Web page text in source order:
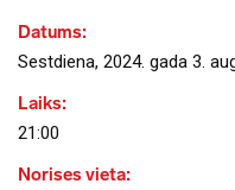
Datums:
Sestdiena, 2024. gada 3.
Laiks:
21:00
Norises vieta: